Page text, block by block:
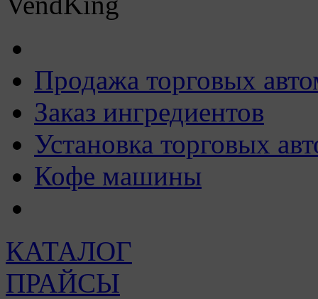
Продажа торговых
Заказ ингредиентов
Установка торговых
Кофе машины
КАТАЛОГ
ПРАЙСЫ